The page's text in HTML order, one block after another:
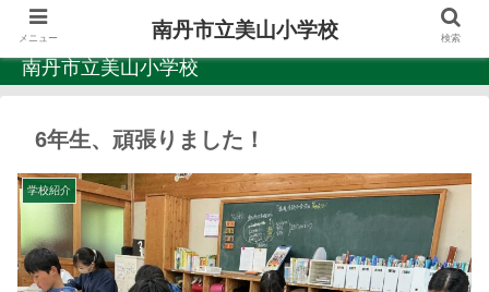
南丹市立美山小学校
6年生、頑張りました！
学校紹介
メニュー 南丹市立美山小学校 検索